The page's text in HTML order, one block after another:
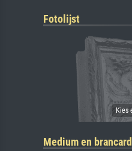
Fotolijst
Medium en brancard